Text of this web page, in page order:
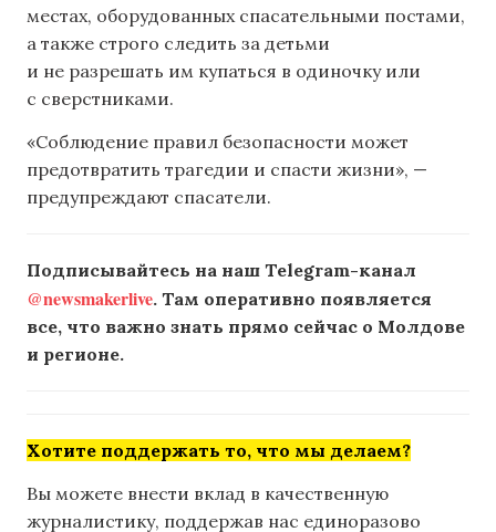
местах, оборудованных спасательными постами,
а также строго следить за детьми
и не разрешать им купаться в одиночку или
с сверстниками.
«Соблюдение правил безопасности может
предотвратить трагедии и спасти жизни», —
предупреждают спасатели.
Подписывайтесь на наш Telegram-канал
@newsmakerlive. Там оперативно появляется
все, что важно знать прямо сейчас о Молдове
и регионе.
Хотите поддержать то, что мы делаем?
Вы можете внести вклад в качественную
журналистику, поддержав нас единоразово